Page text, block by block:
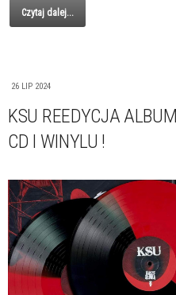
Czytaj dalej...
26 LIP 2024
KSU REEDYCJA
CD I WINYLU !